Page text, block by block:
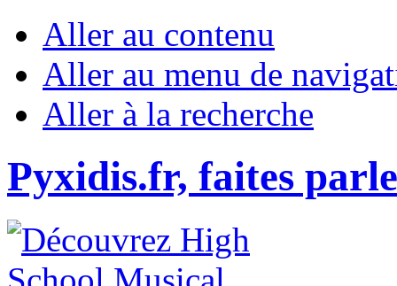
Aller au contenu
Aller au menu de
Aller à la recherche
Pyxidis.fr, faites